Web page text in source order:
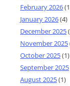
February 2026
January 2026(4)
December 2025
November 2025
October 2025(1)
September 2025
August 2025(1)